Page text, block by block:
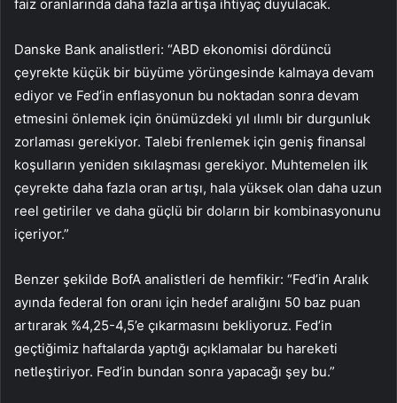
faiz oranlarında daha fazla artışa ihtiyaç duyulacak.
Danske Bank analistleri: “ABD ekonomisi dördüncü
çeyrekte küçük bir büyüme yörüngesinde kalmaya devam
ediyor ve Fed’in enflasyonun bu noktadan sonra devam
etmesini önlemek için önümüzdeki yıl ılımlı bir durgunluk
zorlaması gerekiyor. Talebi frenlemek için geniş finansal
koşulların yeniden sıkılaşması gerekiyor. Muhtemelen ilk
çeyrekte daha fazla oran artışı, hala yüksek olan daha uzun
reel getiriler ve daha güçlü bir doların bir kombinasyonunu
içeriyor.”
Benzer şekilde BofA analistleri de hemfikir: “Fed’in Aralık
ayında federal fon oranı için hedef aralığını 50 baz puan
artırarak %4,25-4,5’e çıkarmasını bekliyoruz. Fed’in
geçtiğimiz haftalarda yaptığı açıklamalar bu hareketi
netleştiriyor. Fed’in bundan sonra yapacağı şey bu.”